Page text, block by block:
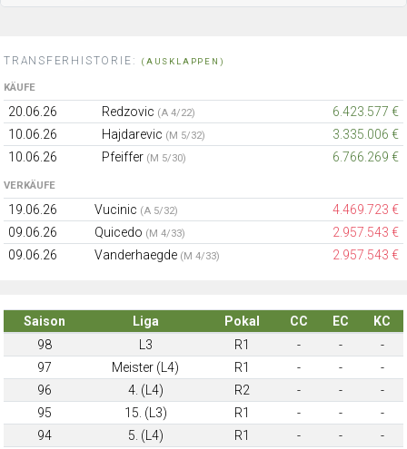
TRANSFERHISTORIE: (AUSKLAPPEN)
KÄUFE
20.06.26 Redzovic (A 4/22)
6.423.577 €
10.06.26
Hajdarevic (M 5/32)
3.335.006 €
10.06.26
Pfeiffer (M 5/30) 6.766.269 €
VERKÄUFE
19.06.26 Vucinic (A 5/32)
4.469.723 €
09.06.26
Quicedo (M 4/33)
2.957.543 €
09.06.26
Vanderhaegde (M 4/33) 2.957.543 €
Saison Liga Pokal CC EC
KC
98
L3 R1 - -
-
97
Meister (L4) R1 - -
-
96
4. (L4) R2 - -
-
95
15. (L3) R1 - -
-
94
5. (L4) R1 - - -